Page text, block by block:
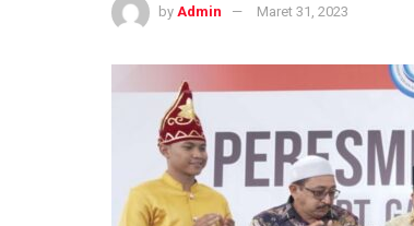
by Admin Maret 31, 2023